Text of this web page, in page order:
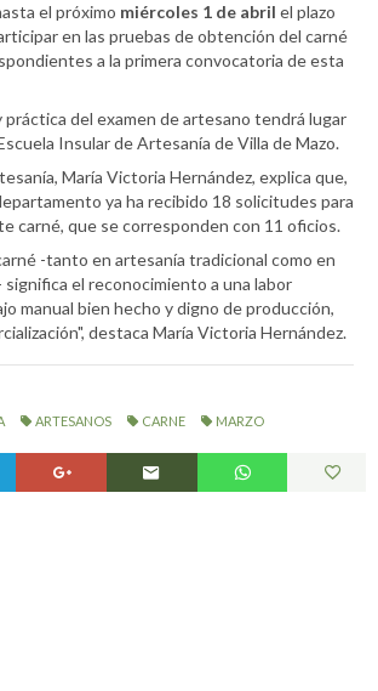
el próximo miércoles 1 de abril el plazo
en las pruebas de obtención del carné
a la primera convocatoria de esta
práctica del examen de artesano tendrá lugar
Insular de Artesanía de Villa de Mazo.
María Victoria Hernández, explica que,
ya ha recibido 18 solicitudes para
carné, que se corresponden con 11 oficios.
-tanto en artesanía tradicional como en
el reconocimiento a una labor
manual bien hecho y digno de producción,
destaca María Victoria Hernández.
ARTESANOS CARNE MARZO